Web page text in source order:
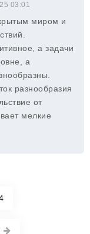
03:01
миром и
а задачи
а
разнообразия
от
мелкие